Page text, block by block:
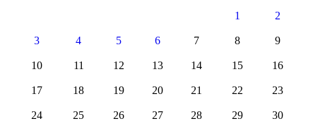
1
2
3 4 5 6 7 8 9
10 11 12 13 14 15 16
17 18 19 20 21 22 23
24 25 26 27 28 29 30